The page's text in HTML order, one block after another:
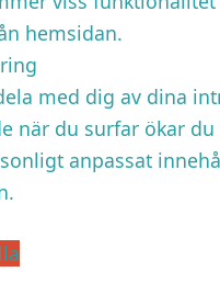
hemsidan.
med dig av dina
när du surfar ökar du
anpassat